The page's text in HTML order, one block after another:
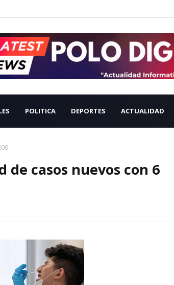
POLITICA DEPORTES ACTUALIDAD
de casos nuevos con 6